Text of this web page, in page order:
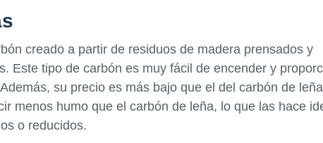
creado a partir de residuos de madera prensados y
Este tipo de carbón es muy fácil de encender y
su precio es más bajo que el del carbón de
menos humo que el carbón de leña, lo que las hace
o reducidos.